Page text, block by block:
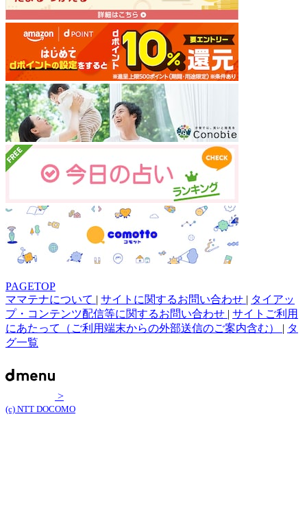
PAGETOP
ママテナについて | サイトに関するお問い合わせ | タイアッ
プ・コンテンツ配信等に関するお問い合わせ | サイトご利用
にあたって（ご利用端末からの外部送信のご案内含む） | タ
グ一覧
>
(c) NTT DOCOMO